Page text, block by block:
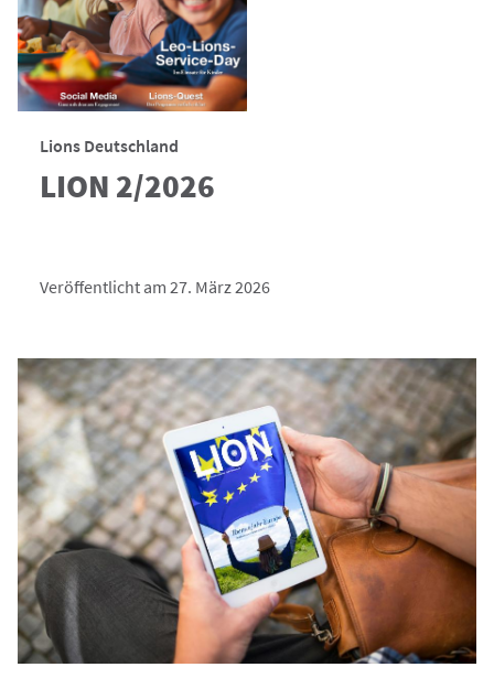
Lions Deutschland
LION 2/2026
Veröffentlicht am 27. März 2026